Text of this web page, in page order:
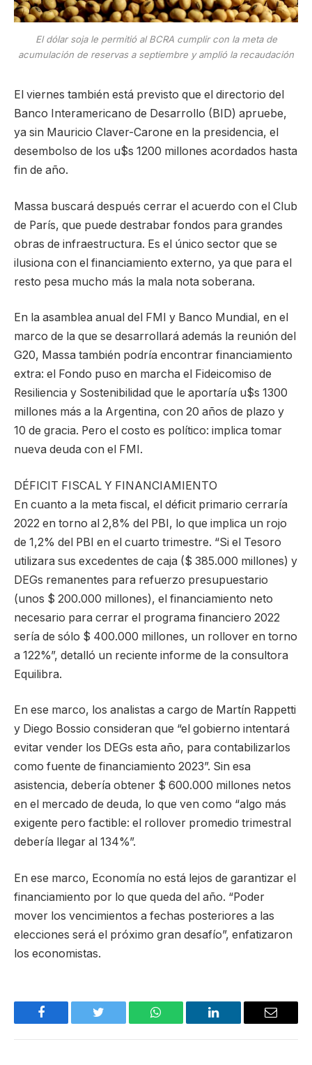
El dólar soja le permitió al BCRA cumplir con la meta de
acumulación de reservas a septiembre y amplió la recaudación
El viernes también está previsto que el directorio del
Banco Interamericano de Desarrollo (BID) apruebe,
ya sin Mauricio Claver-Carone en la presidencia, el
desembolso de los u$s 1200 millones acordados hasta
fin de año.
Massa buscará después cerrar el acuerdo con el Club
de París, que puede destrabar fondos para grandes
obras de infraestructura. Es el único sector que se
ilusiona con el financiamiento externo, ya que para el
resto pesa mucho más la mala nota soberana.
En la asamblea anual del FMI y Banco Mundial, en el
marco de la que se desarrollará además la reunión del
G20, Massa también podría encontrar financiamiento
extra: el Fondo puso en marcha el Fideicomiso de
Resiliencia y Sostenibilidad que le aportaría u$s 1300
millones más a la Argentina, con 20 años de plazo y
10 de gracia. Pero el costo es político: implica tomar
nueva deuda con el FMI.
DÉFICIT FISCAL Y FINANCIAMIENTO
En cuanto a la meta fiscal, el déficit primario cerraría
2022 en torno al 2,8% del PBI, lo que implica un rojo
de 1,2% del PBI en el cuarto trimestre. “Si el Tesoro
utilizara sus excedentes de caja ($ 385.000 millones) y
DEGs remanentes para refuerzo presupuestario
(unos $ 200.000 millones), el financiamiento neto
necesario para cerrar el programa financiero 2022
sería de sólo $ 400.000 millones, un rollover en torno
a 122%”, detalló un reciente informe de la consultora
Equilibra.
En ese marco, los analistas a cargo de Martín Rappetti
y Diego Bossio consideran que “el gobierno intentará
evitar vender los DEGs esta año, para contabilizarlos
como fuente de financiamiento 2023”. Sin esa
asistencia, debería obtener $ 600.000 millones netos
en el mercado de deuda, lo que ven como “algo más
exigente pero factible: el rollover promedio trimestral
debería llegar al 134%”.
En ese marco, Economía no está lejos de garantizar el
financiamiento por lo que queda del año. “Poder
mover los vencimientos a fechas posteriores a las
elecciones será el próximo gran desafío”, enfatizaron
los economistas.
Facebook Twitter WhatsApp LinkedIn Email